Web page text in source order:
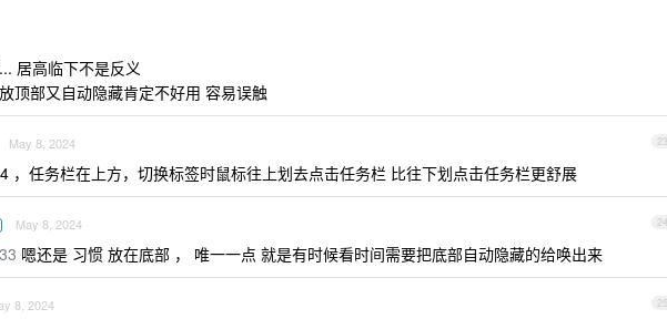
居高临下不是反义
顶部又自动隐藏肯定不好用 容易误触
23
May 8, 2024
，任务栏在上方，切换标签时鼠标往上划去点击任务栏 比往下划点击任务栏更舒展
24
May 8, 2024
嗯还是 习惯 放在底部 ， 唯一一点 就是有时候看时间需要把底部自动隐藏的给唤出来
25
8, 2024